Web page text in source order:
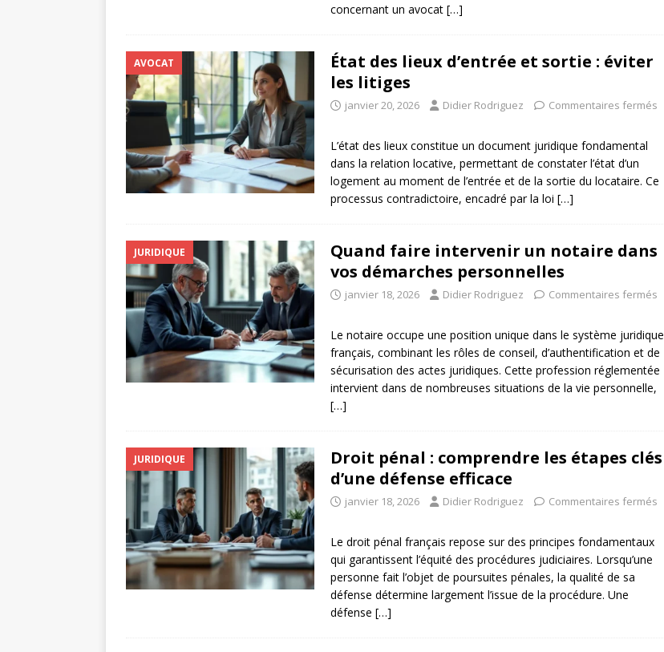
concernant un avocat […]
AVOCAT
État des lieux d’entrée et sortie : éviter
les litiges
janvier 20, 2026 Didier Rodriguez Commentaires fermés
L’état des lieux constitue un document juridique fondamental
dans la relation locative, permettant de constater l’état d’un
logement au moment de l’entrée et de la sortie du locataire. Ce
processus contradictoire, encadré par la loi […]
JURIDIQUE
Quand faire intervenir un notaire dans
vos démarches personnelles
janvier 18, 2026 Didier Rodriguez Commentaires fermés
Le notaire occupe une position unique dans le système juridique
français, combinant les rôles de conseil, d’authentification et de
sécurisation des actes juridiques. Cette profession réglementée
intervient dans de nombreuses situations de la vie personnelle,
[…]
JURIDIQUE
Droit pénal : comprendre les étapes clés
d’une défense efficace
janvier 18, 2026 Didier Rodriguez Commentaires fermés
Le droit pénal français repose sur des principes fondamentaux
qui garantissent l’équité des procédures judiciaires. Lorsqu’une
personne fait l’objet de poursuites pénales, la qualité de sa
défense détermine largement l’issue de la procédure. Une
défense […]